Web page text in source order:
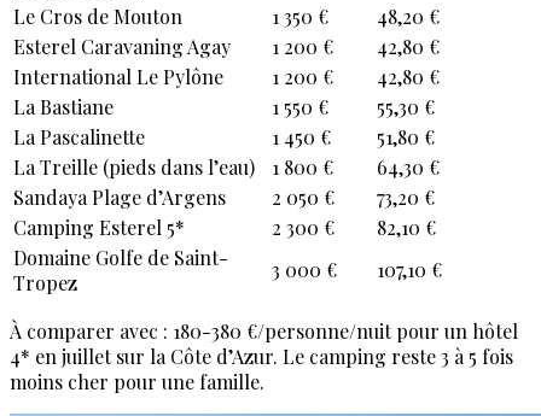
Le Cros de Mouton
1 350 €
48,20 €
Esterel Caravaning Agay
1 200 €
42,80 €
International Le Pylône
1 200 €
42,80 €
La Bastiane
1 550 €
55,30 €
La Pascalinette
1 450 €
51,80 €
La Treille (pieds dans l’eau)
1 800 €
64,30 €
Sandaya Plage d’Argens
2 050 €
73,20 €
Camping Esterel 5*
2 300 €
82,10 €
Domaine Golfe de Saint-
Tropez
3 000 € 107,10 €
À comparer avec : 180-380 €/personne/nuit pour un hôtel
4* en juillet sur la Côte d’Azur. Le camping reste 3 à 5 fois
moins cher pour une famille.